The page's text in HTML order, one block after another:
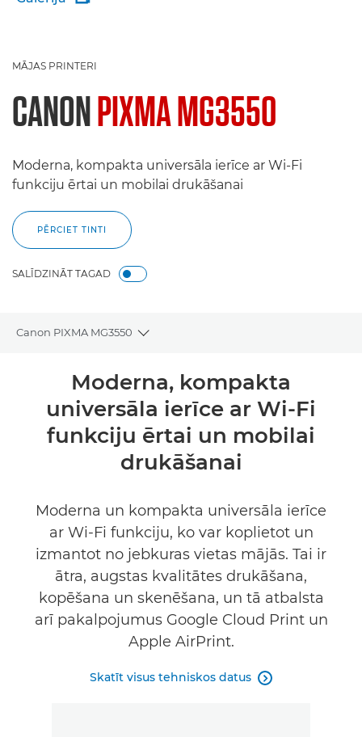
MĀJAS PRINTERI
CANONPIXMA MG3550
Moderna, kompakta universāla ierīce ar Wi-Fi
funkciju ērtai un mobilai drukāšanai
PĒRCIET TINTI
SALĪDZINĀT TAGAD
Canon PIXMA MG3550
Toggle breadcrumbs
Tehniskie dati
Moderna, kompakta
universāla ierīce ar Wi-Fi
funkciju ērtai un mobilai
drukāšanai
Moderna un kompakta universāla ierīce
ar Wi-Fi funkciju, ko var koplietot un
izmantot no jebkuras vietas mājās. Tai ir
ātra, augstas kvalitātes drukāšana,
kopēšana un skenēšana, un tā atbalsta
arī pakalpojumus Google Cloud Print un
Apple AirPrint.
Skatīt visus tehniskos datus 